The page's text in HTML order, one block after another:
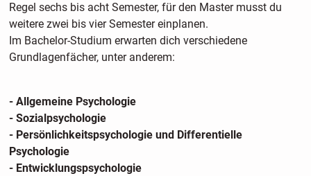
Regel sechs bis acht Semester, für den Master musst du
weitere zwei bis vier Semester einplanen.
Im Bachelor-Studium erwarten dich verschiedene
Grundlagenfächer, unter anderem:
- Allgemeine Psychologie
- Sozialpsychologie
- Persönlichkeitspsychologie und Differentielle
Psychologie
- Entwicklungspsychologie